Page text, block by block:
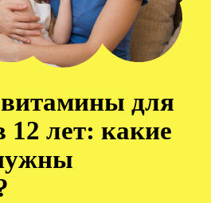
для
12 лет: какие